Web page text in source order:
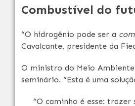
Combustível do
“O hidrogênio pode ser a
Cavalcante, presidente da
O ministro do Meio
seminário. “Esta é uma
“O caminho é esse: